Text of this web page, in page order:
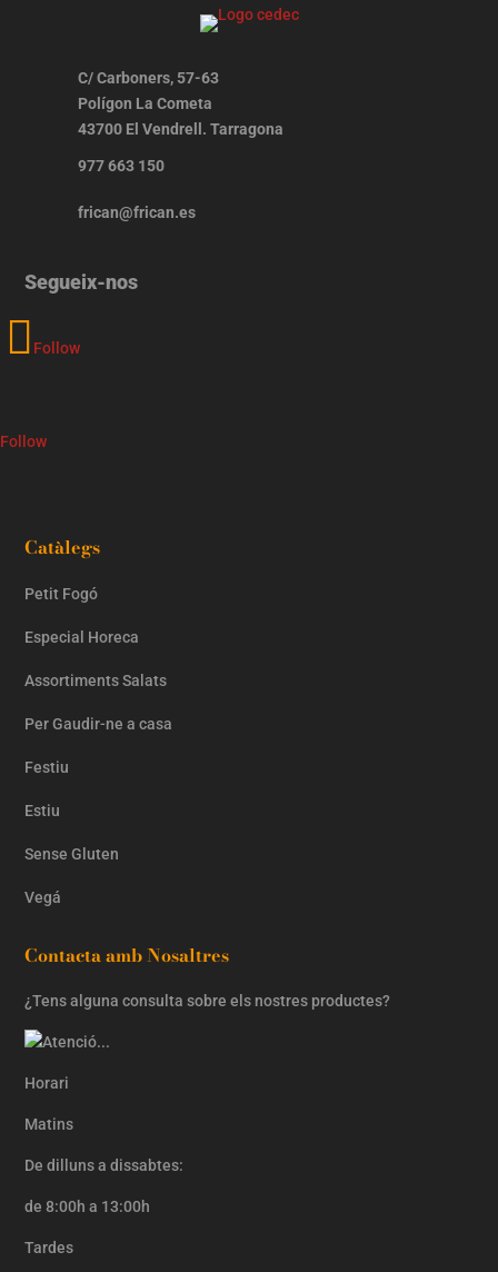
C/ Carboners, 57-63
Polígon La Cometa
43700 El Vendrell. Tarragona
977 663 150
frican@frican.es
Segueix-nos
Follow
Follow
Catàlegs
Petit Fogó
Especial Horeca
Assortiments Salats
Per Gaudir-ne a casa
Festiu
Estiu
Sense Gluten
Vegá
Contacta amb Nosaltres
¿Tens alguna consulta sobre els nostres productes?
Horari
Matins
De dilluns a dissabtes:
de 8:00h a 13:00h
Tardes